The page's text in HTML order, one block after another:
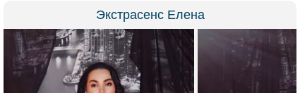
Экстрасенс Елена